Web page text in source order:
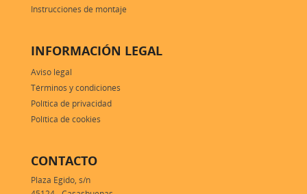
Instrucciones de montaje
INFORMACIÓN LEGAL
Aviso legal
Términos y condiciones
Política de privacidad
Política de cookies
CONTACTO
Plaza Egido, s/n